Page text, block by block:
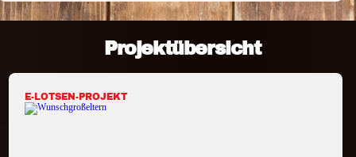
Projektübersicht
E-LOTSEN-PROJEKT